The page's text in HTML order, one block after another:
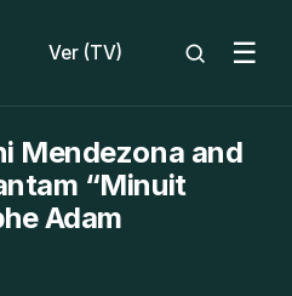
Ver (TV) ☰
Mendezona and
“Minuit
Adam